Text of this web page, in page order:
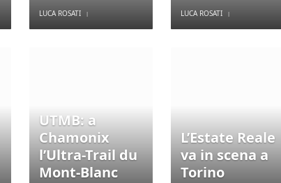
LUCA ROSATI LUCA ROSATI
UTMB: a
Chamonix
l’Ultra-Trail du
Mont-Blanc
L’Estate Reale
va in scena a
Torino